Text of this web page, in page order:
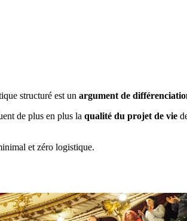
structuré est un argument de
de plus en plus la qualité du projet de vie
et zéro logistique.